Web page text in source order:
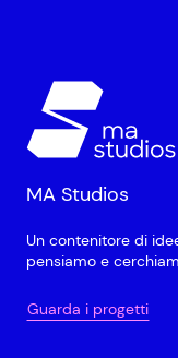
MA Studios
Un contenitore di
pensiamo e
Guarda i progetti